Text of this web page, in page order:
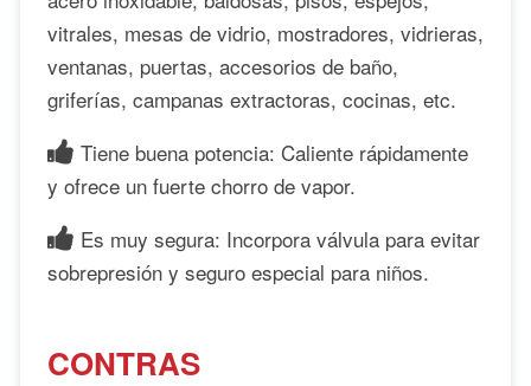
vitrales, mesas de vidrio, mostradores, vidrieras,
ventanas, puertas, accesorios de baño,
griferías, campanas extractoras, cocinas, etc.
Tiene buena potencia: Caliente rápidamente
y ofrece un fuerte chorro de vapor.
Es muy segura: Incorpora válvula para evitar
sobrepresión y seguro especial para niños.
CONTRAS